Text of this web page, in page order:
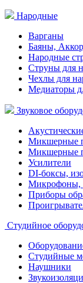
Народные
Варганы
Баяны,
Народные
Струны для
Чехлы для
Медиаторы
Звуковое
Микшерные
Микшерные
Усилители
DI-боксы,
Микрофоны,
Приборы
Студийное
Студийные
Наушники